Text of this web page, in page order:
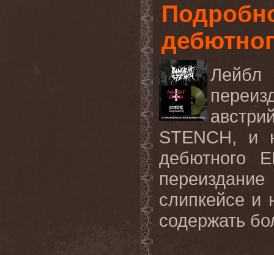
STENCH, и
дебютного
слипкейсе и
содержать